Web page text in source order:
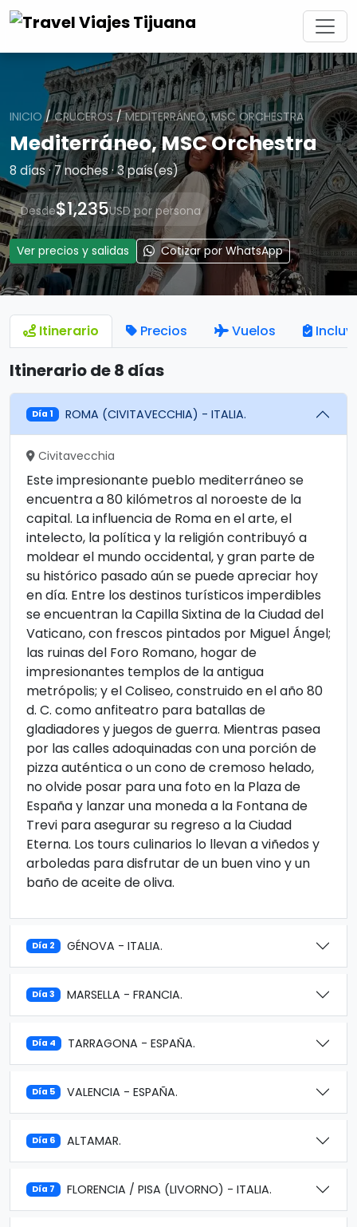
INICIO/CRUCEROS/MEDITERRÁNEO, MSC ORCHESTRA
Mediterráneo, MSC Orchestra
8 días · 7 noches · 3 país(es)
Desde$1,235USD por persona
Ver precios y salidas Cotizar por WhatsApp
Itinerario Precios Vuelos
Itinerario de 8 días
Día 1 ROMA (CIVITAVECCHIA) - ITALIA.
Civitavecchia
Este impresionante pueblo mediterráneo se
encuentra a 80 kilómetros al noroeste de la
capital. La influencia de Roma en el arte, el
intelecto, la política y la religión contribuyó a
moldear el mundo occidental, y gran parte de
su histórico pasado aún se puede apreciar hoy
en día. Entre los destinos turísticos imperdibles
se encuentran la Capilla Sixtina de la Ciudad del
Vaticano, con frescos pintados por Miguel Ángel;
las ruinas del Foro Romano, hogar de
impresionantes templos de la antigua
metrópolis; y el Coliseo, construido en el año 80
d. C. como anfiteatro para batallas de
gladiadores y juegos de guerra. Mientras pasea
por las calles adoquinadas con una porción de
pizza auténtica o un cono de cremoso helado,
no olvide posar para una foto en la Plaza de
España y lanzar una moneda a la Fontana de
Trevi para asegurar su regreso a la Ciudad
Eterna. Los tours culinarios lo llevan a viñedos y
arboledas para disfrutar de un buen vino y un
baño de aceite de oliva.
Día 2 GÉNOVA - ITALIA.
Día 3 MARSELLA - FRANCIA.
Día 4 TARRAGONA - ESPAÑA.
Día 5 VALENCIA - ESPAÑA.
Día 6 ALTAMAR.
Día 7 FLORENCIA / PISA (LIVORNO) - ITALIA.